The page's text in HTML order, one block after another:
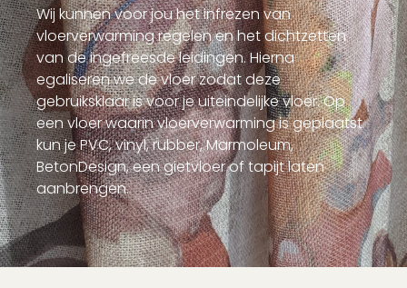
Wij kunnen voor jou het infrezen van
vloerverwarming regelen en het dichtzetten
van de ingefreesde leidingen. Hierna
egaliseren we de vloer zodat deze
gebruiksklaar is voor je uiteindelijke vloer. Op
een vloer waarin vloerverwarming is geplaatst
kun je PVC, vinyl, rubber, Marmoleum,
BetonDesign, een gietvloer of tapijt laten
aanbrengen.